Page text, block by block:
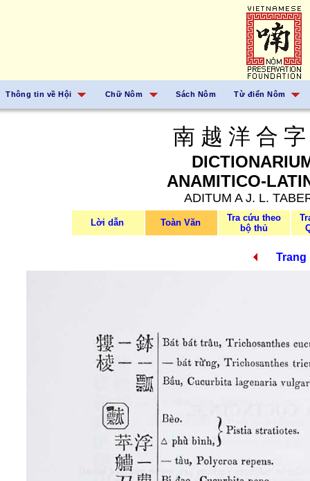
Thông tin về Hội Chữ Nôm Sách Nôm Từ điển Nôm
南 越 洋 合
ANAMITICO-
ADITUM A J. L.
Lời dẫn Toàn Văn
Tra cứu theo
bộ thủ